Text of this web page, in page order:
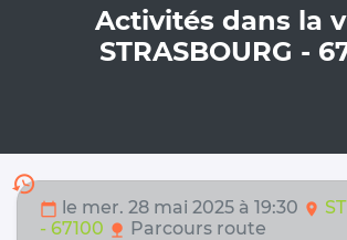
Activités dans la
STRASBOURG -
history
calendar_today le mer. 28 mai 2025 à 19:30 location_on
- 67100 nature Parcours route